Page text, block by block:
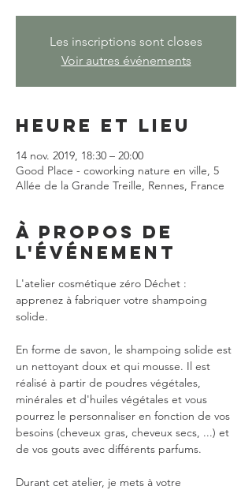
Les inscriptions sont closes
Voir autres événements
Heure et lieu
14 nov. 2019, 18:30 – 20:00
Good Place - coworking nature en ville, 5
Allée de la Grande Treille, Rennes, France
À propos de
l'événement
L'atelier cosmétique zéro Déchet :
apprenez à fabriquer votre shampoing
En forme de savon, le shampoing solide est
un nettoyant doux et qui mousse. Il est
réalisé à partir de poudres végétales,
minérales et d'huiles végétales et vous
pourrez le personnaliser en fonction de vos
besoins (cheveux gras, cheveux secs, ...) et
Durant cet atelier, je mets à votre